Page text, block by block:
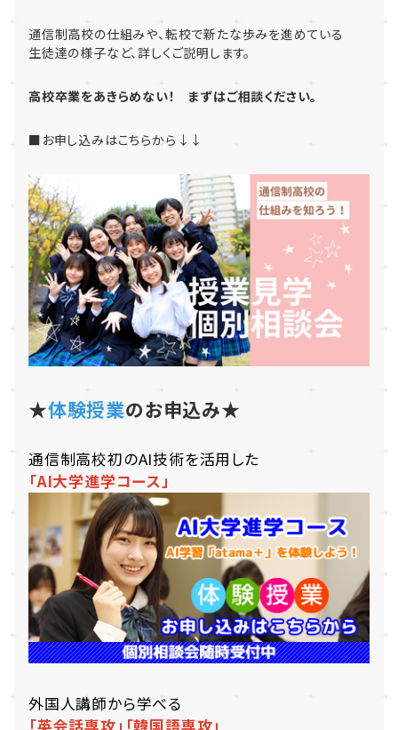
通信制高校の仕組みや、転校で新たな歩みを進めている
生徒達の様子など、詳しくご説明します。
高校卒業をあきらめない！ まずはご相談ください。
■お申し込みはこちらから↓↓
★体験授業のお申込み★
通信制高校初のAI技術を活用した
「AI大学進学コース」
外国人講師から学べる
「英会話専攻」 「韓国語専攻」